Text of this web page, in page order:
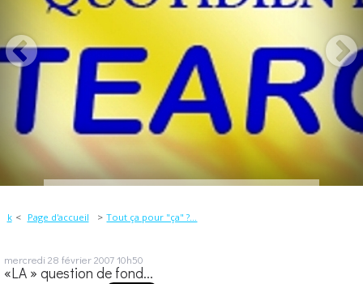
k Page d'accueil Tout ça pour "ça" ?...
mercredi 28 février 200710h50
«LA » question de fond...